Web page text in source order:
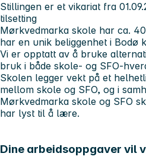
Stillingen er et vikariat fra
tilsetting
Mørkvedmarka skole har ca.
har en unik beliggenhet i Bodø
Vi er opptatt av å bruke
bruk i både skole- og SFO-
Skolen legger vekt på et
mellom skole og SFO, og i
Mørkvedmarka skole og SFO
har lyst til å lære.
Dine arbeidsoppgaver vil